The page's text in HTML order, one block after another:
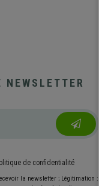
de confidentialité
la newsletter ; Légitimation :